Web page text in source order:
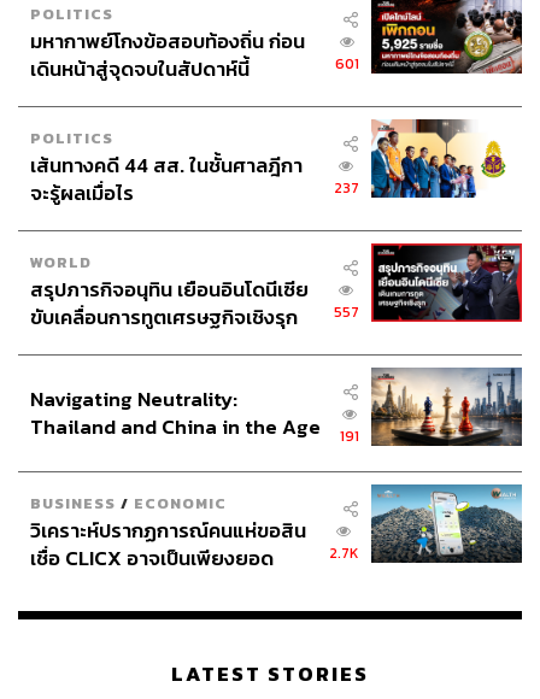
POLITICS
มหากาพย์โกงข้อสอบท้องถิ่น ก่อน
เดินหน้าสู่จุดจบในสัปดาห์นี้
601
POLITICS
เส้นทางคดี 44 สส. ในชั้นศาลฎีกา
จะรู้ผลเมื่อไร
237
WORLD
สรุปภารกิจอนุทิน เยือนอินโดนีเซีย
ขับเคลื่อนการทูตเศรษฐกิจเชิงรุก
557
Navigating Neutrality:
Thailand and China in the Age
191
BUSINESS / ECONOMIC
วิเคราะห์ปรากฏการณ์คนแห่ขอสิน
เชื่อ CLICX อาจเป็นเพียงยอด
เรือนไทยที่ถูกซุกไว้
2.7K
LATEST STORIES